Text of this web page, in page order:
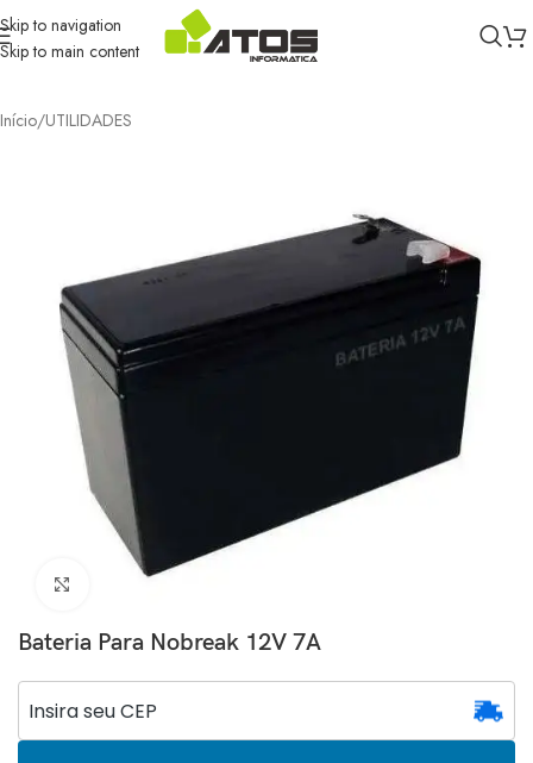
Skip to navigation
Skip to main content
Início/UTILIDADES
Clique para ampliar
Bateria Para Nobreak 12V 7A